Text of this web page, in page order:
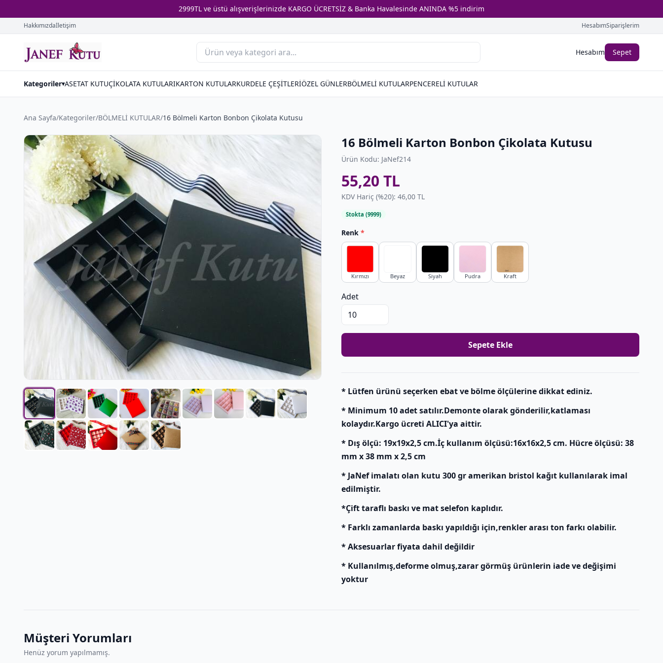
2999TL ve üstü alışverişlerinizde KARGO ÜCRETSİZ & Banka Havalesinde ANINDA %5 indirim
Hakkımızdaİletişim HesabımSiparişlerim
Hesabım Sepet
Kategoriler▾ASETAT KUTUÇİKOLATA KUTULARIKARTON KUTULARKURDELE ÇEŞİTLERİÖZEL GÜNLERBÖLMELİ KUTULARPENCERELİ KUTULAR
Ana Sayfa/Kategoriler/BÖLMELİ KUTULAR/16 Bölmeli Karton Bonbon Çikolata Kutusu
16 Bölmeli Karton Bonbon Çikolata Kutusu
Ürün Kodu: JaNef214
55,20 TL
KDV Hariç (%20): 46,00 TL
Stokta (9999)
Renk *
Kırmızı Beyaz Siyah Pudra Kraft
Adet
Sepete Ekle
* Lütfen ürünü seçerken ebat ve bölme ölçülerine dikkat ediniz.
* Minimum 10 adet satılır.Demonte olarak gönderilir,katlaması
kolaydır.Kargo ücreti ALICI'ya aittir.
* Dış ölçü: 19x19x2,5 cm.İç kullanım ölçüsü:16x16x2,5 cm. Hücre ölçüsü: 38
mm x 38 mm x 2,5 cm
* JaNef imalatı olan kutu 300 gr amerikan bristol kağıt kullanılarak imal
edilmiştir.
*Çift taraflı baskı ve mat selefon kaplıdır.
* Farklı zamanlarda baskı yapıldığı için,renkler arası ton farkı olabilir.
* Aksesuarlar fiyata dahil değildir
* Kullanılmış,deforme olmuş,zarar görmüş ürünlerin iade ve değişimi
yoktur
Müşteri Yorumları
Henüz yorum yapılmamış.